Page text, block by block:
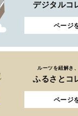
デジタルコ
ページ
ルーツを紐解き
ふるさとコ
ページ